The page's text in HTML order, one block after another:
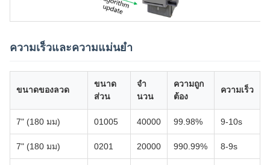
ความเร็วและความแม่นยํา
ขนาดของลวด
ขนาด
ส่วน
จํา
นวน
ความถูก
ต้อง
ความเร็ว
7" (180 มม) 01005 40000 99.98% 9-10s
7" (180 มม) 0201 20000 990.99% 8-9s